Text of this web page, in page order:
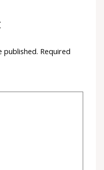
published. Required